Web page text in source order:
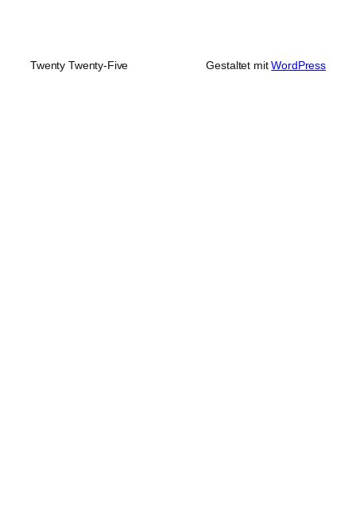
Twenty Twenty-Five Gestaltet mitWordPress